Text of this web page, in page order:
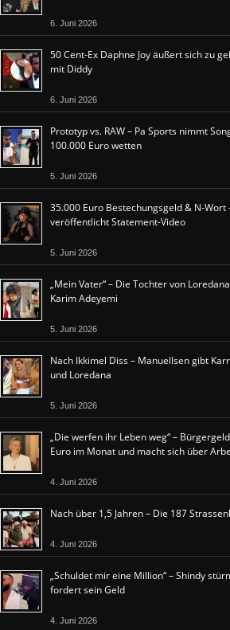
6. Juni 2026
50 Cent-Ex Daphne Joy äußert sich zu
mit Diddy
6. Juni 2026
Prototyp vs. RAW – Pa Sports nimmt
100.000 Euro wetten
5. Juni 2026
35.000 Euro Bestechungsgeld & N-Wort
veröffentlicht Statement-Video
5. Juni 2026
„Mein Vater“ – Die Tochter von
Karim Adeyemi
5. Juni 2026
Nach Ikkimel Diss – Manuellsen gibt
und Loredana
5. Juni 2026
„Die werfen ihr Leben weg“ –
Euro im Monat und macht sich über
4. Juni 2026
Nach über 1,5 Jahren – Die 187
4. Juni 2026
„Schuldet mir eine Million“ – Shindy
fordert sein Geld
4. Juni 2026